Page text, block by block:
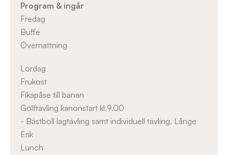
Program & ingår
Fredag
Buffé
Övernattning
Lördag
Frukost
Fikapåse till banan
Golftävling kanonstart kl.9.00
- Bästboll lagtävling samt individuell tävling, Långe
Erik
Lunch